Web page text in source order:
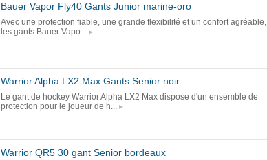
Bauer Vapor Fly40 Gants Junior marine-oro
Avec une protection fiable, une grande flexibilité et un confort agréable,
les gants Bauer Vapo...
Warrior Alpha LX2 Max Gants Senior noir
Le gant de hockey Warrior Alpha LX2 Max dispose d'un ensemble de
protection pour le joueur de h...
Warrior QR5 30 gant Senior bordeaux